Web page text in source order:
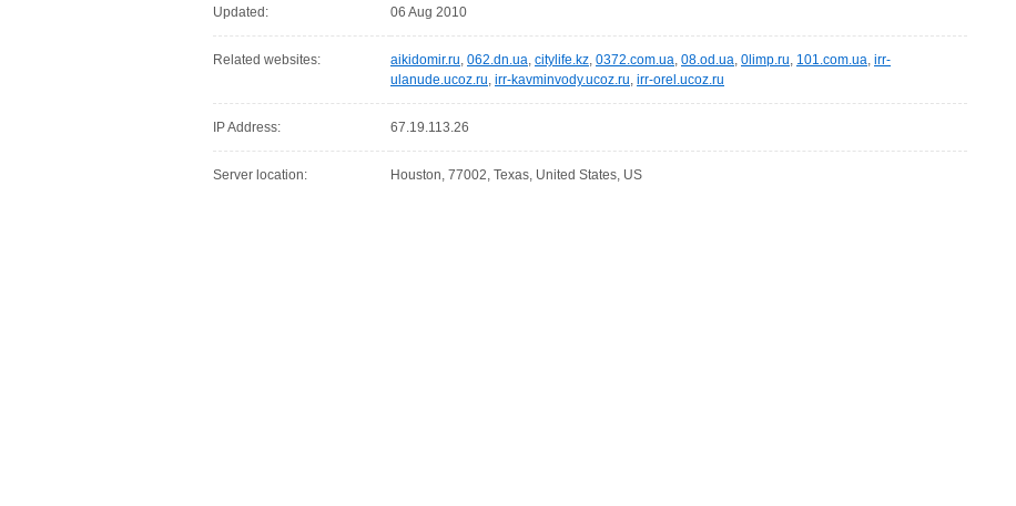
Updated: 06 Aug 2010
Related websites: aikidomir.ru, 062.dn.ua, citylife.kz, 0372.com.ua, 08.od.ua, 0limp.ru, 101.com.ua, irr-
ulanude.ucoz.ru, irr-kavminvody.ucoz.ru, irr-orel.ucoz.ru
IP Address: 67.19.113.26
Server location: Houston, 77002, Texas, United States, US